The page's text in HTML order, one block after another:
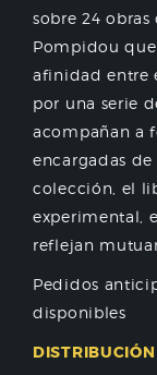
sobre 24
Pompidou
afinidad entre
por una serie
acompañan a
encargadas
colección, el
experimental,
reflejan
Pedidos
disponibles